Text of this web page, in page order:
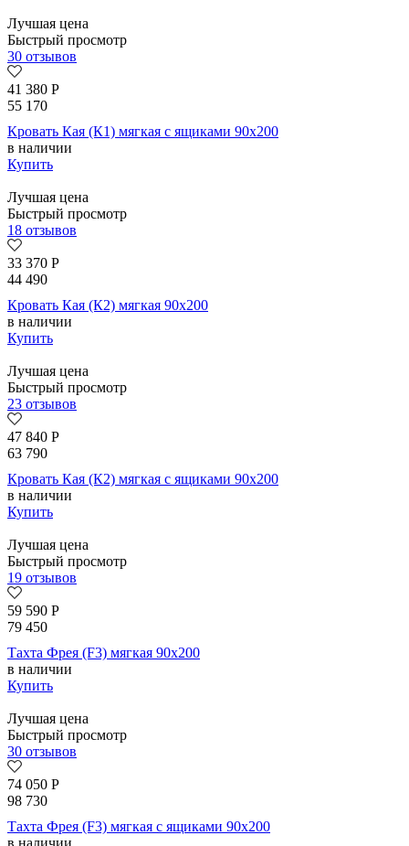
Лучшая цена
Быстрый просмотр
30 отзывов
41 380 Р
55 170
Кровать Кая (К1) мягкая с ящиками 90х200
в наличии
Купить
Лучшая цена
Быстрый просмотр
18 отзывов
33 370 Р
44 490
Кровать Кая (К2) мягкая 90х200
в наличии
Купить
Лучшая цена
Быстрый просмотр
23 отзывов
47 840 Р
63 790
Кровать Кая (К2) мягкая с ящиками 90х200
в наличии
Купить
Лучшая цена
Быстрый просмотр
19 отзывов
59 590 Р
79 450
Тахта Фрея (F3) мягкая 90х200
в наличии
Купить
Лучшая цена
Быстрый просмотр
30 отзывов
74 050 Р
98 730
Тахта Фрея (F3) мягкая с ящиками 90х200